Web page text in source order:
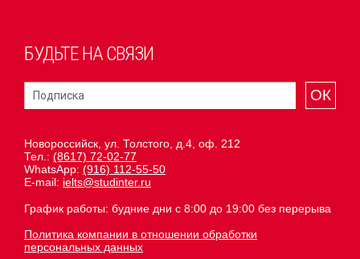
БУДЬТЕ НА СВЯЗИ
ОК
Новороссийск, ул. Толстого, д.4, оф. 212
Тел.: (8617) 72-02-77
WhatsApp: (916) 112-55-50
E-mail: ielts@studinter.ru
График работы: будние дни с 8:00 до 19:00 без перерыва
Политика компании в отношении обработки
персональных данных